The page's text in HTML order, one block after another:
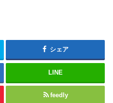
シェア
LINE
feedly